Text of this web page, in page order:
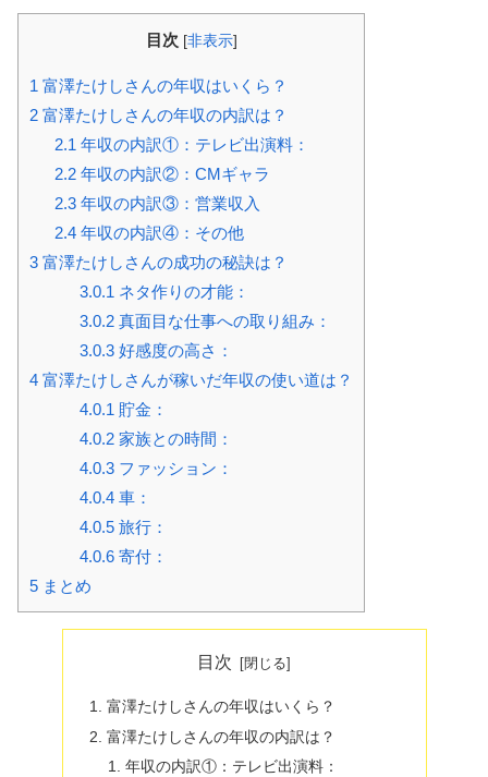
目次 [非表示]
1 富澤たけしさんの年収はいくら？
2 富澤たけしさんの年収の内訳は？
2.1 年収の内訳①：テレビ出演料：
2.2年収の内訳②：CMギャラ
2.3年収の内訳③：営業収入
2.4年収の内訳④：その他
3 富澤たけしさんの成功の秘訣は？
3.0.1 ネタ作りの才能：
3.0.2真面目な仕事への取り組み：
3.0.3好感度の高さ：
4 富澤たけしさんが稼いだ年収の使い道は？
4.0.1 貯金：
4.0.2家族との時間：
4.0.3ファッション：
4.0.4車：
4.0.5旅行：
4.0.6寄付：
5 まとめ
目次
富澤たけしさんの年収はいくら？
富澤たけしさんの年収の内訳は？
年収の内訳①：テレビ出演料：